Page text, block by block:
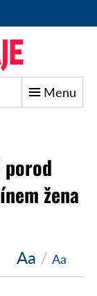
Menu
žena
Aa / Aa